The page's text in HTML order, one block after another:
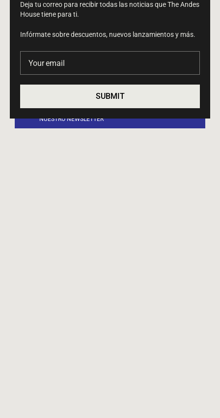
Colaboraciones
Productos
Perfil
NUESTRO NEWSLETTER
Deja tu correo para recibir todas las noticias que The Andes
House tiene para ti.
Infórmate sobre descuentos, nuevos lanzamientos y más.
SUBMIT